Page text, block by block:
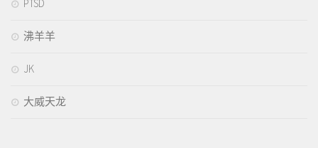
PTSD
沸羊羊
JK
大威天龙